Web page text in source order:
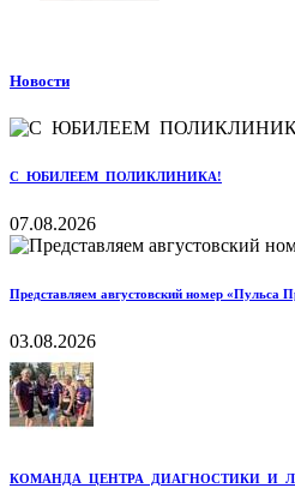
Новости
С ЮБИЛЕЕМ ПОЛИКЛИНИКА!
07.08.2026
Представляем августовский номер «Пульса
03.08.2026
КОМАНДА ЦЕНТРА ДИАГНОСТИКИ И